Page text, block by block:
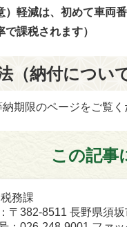
）軽減は、初めて車両
で課税されます）
（納付につい
期限のページをご覧く
この記事
務課
〒382-8511 長野県須